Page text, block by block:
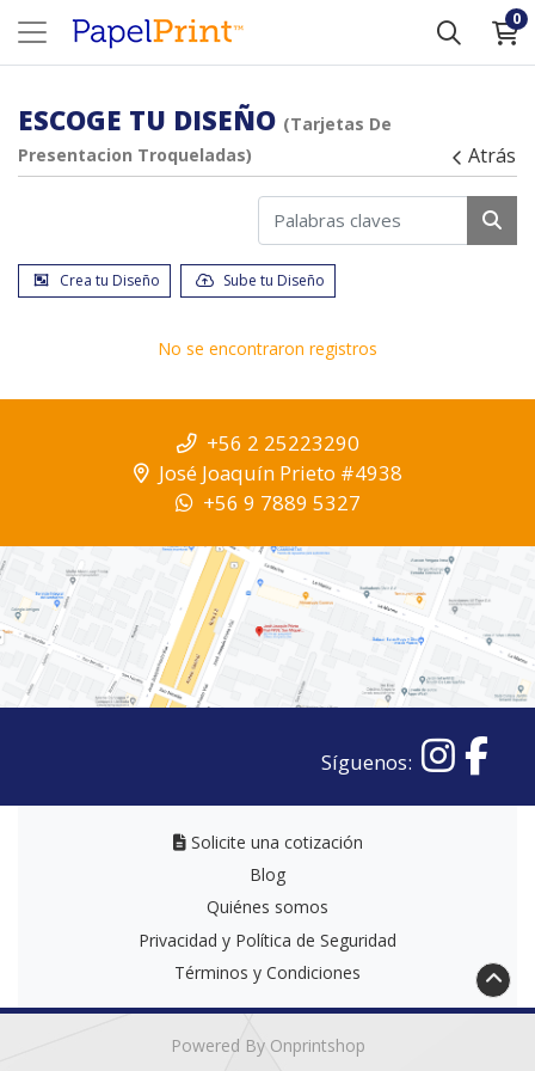
0
ESCOGE TU DISEÑO (Tarjetas De
Presentacion Troqueladas)
Atrás
Crea tu Diseño Sube tu Diseño
No se encontraron registros
+56 2 25223290
José Joaquín Prieto #4938
+56 9 7889 5327
Síguenos:
Solicite una cotización
Solicite una cotización
Blog
Quiénes somos
Privacidad y Política de Seguridad
Términos y Condiciones
Powered By Onprintshop